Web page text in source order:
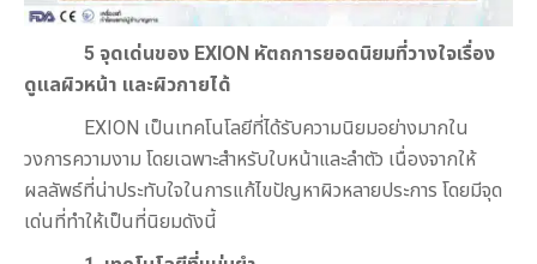
5 จุดเด่นของ EXION หัตถการยอดนิยมที่วางใจเรื่อง
ดูแลผิวหน้า และผิวกายได้
EXION เป็นเทคโนโลยีที่ได้รับความนิยมอย่างมากใน
วงการความงาม โดยเฉพาะสำหรับใบหน้าและลำตัว เนื่องจากให้
ผลลัพธ์ที่น่าประทับใจในการแก้ไขปัญหาผิวหลายประการ โดยมีจุด
เด่นที่ทำให้เป็นที่นิยมดังนี้